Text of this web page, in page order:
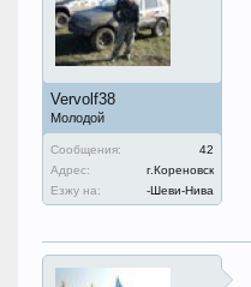
Vervolf38
Молодой
Сообщения:
42
Адрес:
г.Кореновск
Езжу на:
-Шеви-Нива